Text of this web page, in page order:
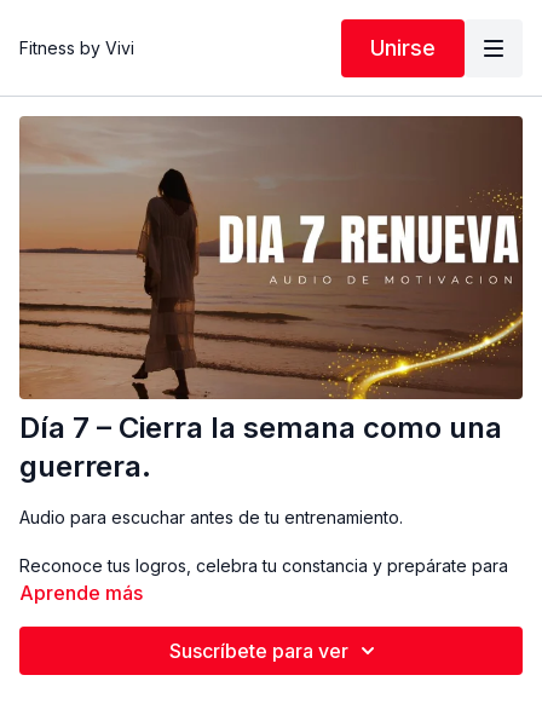
Fitness by Vivi Unirse
Día 7 – Cierra la semana como una
guerrera.
Audio para escuchar antes de tu entrenamiento.
Reconoce tus logros, celebra tu constancia y prepárate para
subir el nivel.
Aprende más
Suscríbete para ver